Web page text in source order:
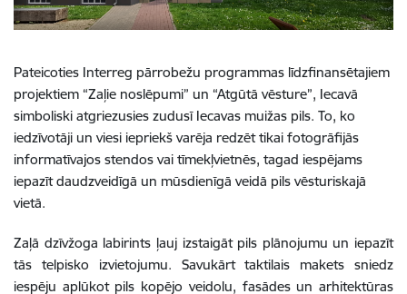
Pateicoties Interreg pārrobežu programmas līdzfinansētajiem
projektiem “Zaļie noslēpumi” un “Atgūtā vēsture”, Iecavā
simboliski atgriezusies zudusī Iecavas muižas pils. To, ko
iedzīvotāji un viesi iepriekš varēja redzēt tikai fotogrāfijās
informatīvajos stendos vai tīmekļvietnēs, tagad iespējams
iepazīt daudzveidīgā un mūsdienīgā veidā pils vēsturiskajā
vietā.
Zaļā dzīvžoga labirints ļauj izstaigāt pils plānojumu un iepazīt
tās telpisko izvietojumu. Savukārt taktilais makets sniedz
iespēju aplūkot pils kopējo veidolu, fasādes un arhitektūras